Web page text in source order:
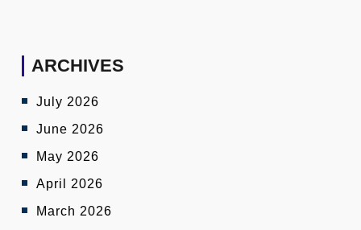
ARCHIVES
July 2026
June 2026
May 2026
April 2026
March 2026